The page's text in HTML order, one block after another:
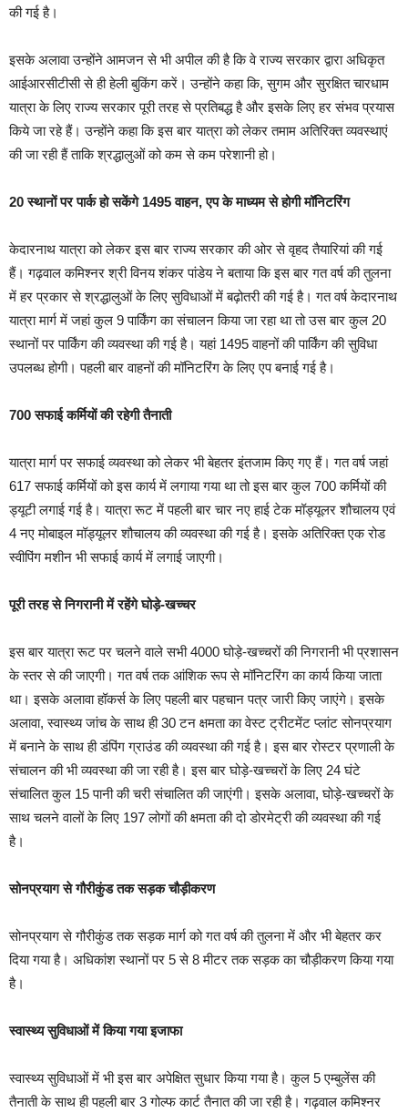
की गई है।
इसके अलावा उन्होंने आमजन से भी अपील की है कि वे राज्य सरकार द्वारा अधिकृत
आईआरसीटीसी से ही हेली बुकिंग करें। उन्होंने कहा कि, सुगम और सुरक्षित चारधाम
यात्रा के लिए राज्य सरकार पूरी तरह से प्रतिबद्ध है और इसके लिए हर संभव प्रयास
किये जा रहे हैं। उन्होंने कहा कि इस बार यात्रा को लेकर तमाम अतिरिक्त व्यवस्थाएं
की जा रही हैं ताकि श्रद्धालुओं को कम से कम परेशानी हो।
20 स्थानों पर पार्क हो सकेंगे 1495 वाहन, एप के माध्यम से होगी मॉनिटरिंग
केदारनाथ यात्रा को लेकर इस बार राज्य सरकार की ओर से वृहद तैयारियां की गई
हैं। गढ़वाल कमिश्नर श्री विनय शंकर पांडेय ने बताया कि इस बार गत वर्ष की तुलना
में हर प्रकार से श्रद्धालुओं के लिए सुविधाओं में बढ़ोतरी की गई है। गत वर्ष केदारनाथ
यात्रा मार्ग में जहां कुल 9 पार्किंग का संचालन किया जा रहा था तो उस बार कुल 20
स्थानों पर पार्किंग की व्यवस्था की गई है। यहां 1495 वाहनों की पार्किंग की सुविधा
उपलब्ध होगी। पहली बार वाहनों की मॉनिटरिंग के लिए एप बनाई गई है।
700 सफाई कर्मियों की रहेगी तैनाती
यात्रा मार्ग पर सफाई व्यवस्था को लेकर भी बेहतर इंतजाम किए गए हैं। गत वर्ष जहां
617 सफाई कर्मियों को इस कार्य में लगाया गया था तो इस बार कुल 700 कर्मियों की
ड्यूटी लगाई गई है। यात्रा रूट में पहली बार चार नए हाई टेक मॉड्यूलर शौचालय एवं
4 नए मोबाइल मॉड्यूलर शौचालय की व्यवस्था की गई है। इसके अतिरिक्त एक रोड
स्वीपिंग मशीन भी सफाई कार्य में लगाई जाएगी।
पूरी तरह से निगरानी में रहेंगे घोड़े-खच्चर
इस बार यात्रा रूट पर चलने वाले सभी 4000 घोड़े-खच्चरों की निगरानी भी प्रशासन
के स्तर से की जाएगी। गत वर्ष तक आंशिक रूप से मॉनिटरिंग का कार्य किया जाता
था। इसके अलावा हॉकर्स के लिए पहली बार पहचान पत्र जारी किए जाएंगे। इसके
अलावा, स्वास्थ्य जांच के साथ ही 30 टन क्षमता का वेस्ट ट्रीटमेंट प्लांट सोनप्रयाग
में बनाने के साथ ही डंपिंग ग्राउंड की व्यवस्था की गई है। इस बार रोस्टर प्रणाली के
संचालन की भी व्यवस्था की जा रही है। इस बार घोड़े-खच्चरों के लिए 24 घंटे
संचालित कुल 15 पानी की चरी संचालित की जाएंगी। इसके अलावा, घोड़े-खच्चरों के
साथ चलने वालों के लिए 197 लोगों की क्षमता की दो डोरमेट्री की व्यवस्था की गई
है।
सोनप्रयाग से गौरीकुंड तक सड़क चौड़ीकरण
सोनप्रयाग से गौरीकुंड तक सड़क मार्ग को गत वर्ष की तुलना में और भी बेहतर कर
दिया गया है। अधिकांश स्थानों पर 5 से 8 मीटर तक सड़क का चौड़ीकरण किया गया
है।
स्वास्थ्य सुविधाओं में किया गया इजाफा
स्वास्थ्य सुविधाओं में भी इस बार अपेक्षित सुधार किया गया है। कुल 5 एम्बुलेंस की
तैनाती के साथ ही पहली बार 3 गोल्फ कार्ट तैनात की जा रही है। गढ़वाल कमिश्नर